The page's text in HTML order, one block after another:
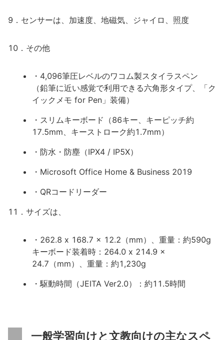
9．センサーは、加速度、地磁気、ジャイロ、照度
10．その他
・4,096筆圧レベルのワコム製スタイラスペン
（鉛筆に近い感覚で利用できる六角形タイプ、「ク
イックメモ for Pen」装備）
・スリムキーボード（86キー、キーピッチ約
17.5mm、キーストローク約1.7mm）
・防水・防塵（IPX4 / IP5X）
・Microsoft Office Home & Business 2019
・QRコードリーダー
11．サイズは、
・262.8 x 168.7 x 12.2（mm）、重量：約590g
キーボード装着時：264.0 x 214.9 x
24.7（mm）、重量：約1,230g
・駆動時間（JEITA Ver2.0）：約11.5時間
一般学習向けと文教向けの主なスペ